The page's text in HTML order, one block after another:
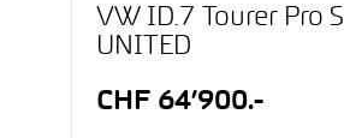
VW ID.7 Tourer Pro S
UNITED
CHF 64’900.-